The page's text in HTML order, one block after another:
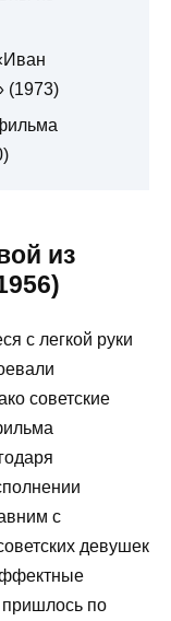
(1973)
из
с легкой руки
советские
с
девушек
по